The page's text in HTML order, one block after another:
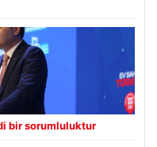
bir sorumluluktur